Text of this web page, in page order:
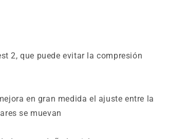
2, que puede evitar la compresión
en gran medida el ajuste entre la
se muevan